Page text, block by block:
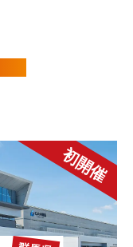
初開催